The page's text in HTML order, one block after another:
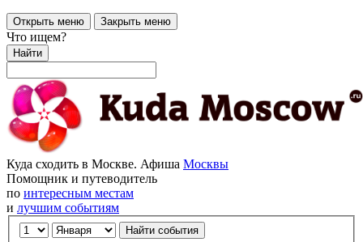
Открыть меню Закрыть меню
Что ищем?
Найти
Куда сходить в Москве. Афиша Москвы
Помощник и путеводитель
по интересным местам
и лучшим событиям